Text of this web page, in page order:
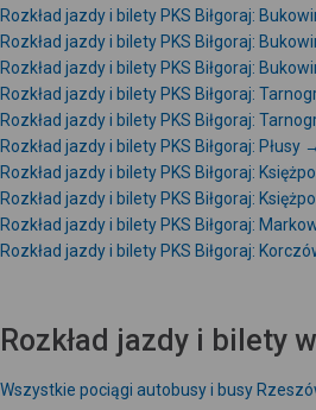
Rozkład jazdy i bilety PKS Biłgoraj:
Rozkład jazdy i bilety PKS Biłgoraj:
Rozkład jazdy i bilety PKS Biłgoraj:
Rozkład jazdy i bilety PKS Biłgoraj:
Rozkład jazdy i bilety PKS Biłgoraj:
Rozkład jazdy i bilety PKS Biłgoraj: Płusy
Rozkład jazdy i bilety PKS Biłgoraj:
Rozkład jazdy i bilety PKS Biłgoraj:
Rozkład jazdy i bilety PKS Biłgoraj:
Rozkład jazdy i bilety PKS Biłgoraj:
Rozkład jazdy i bilety
Wszystkie pociągi autobusy i busy